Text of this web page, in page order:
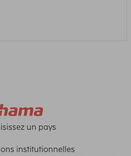
un pays
institutionnelles